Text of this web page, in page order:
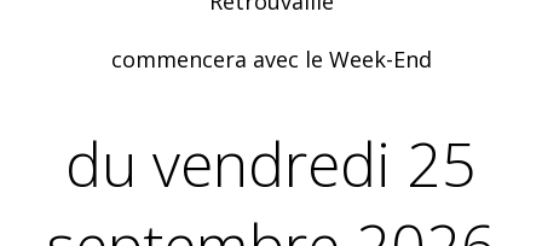
commencera avec le Week-End
du vendredi 25